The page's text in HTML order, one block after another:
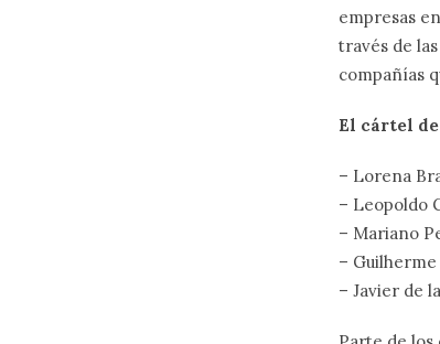
empresas
través de
compañías
El cártel
– Lorena
– Leopoldo
– Mariano
–
– Javier de